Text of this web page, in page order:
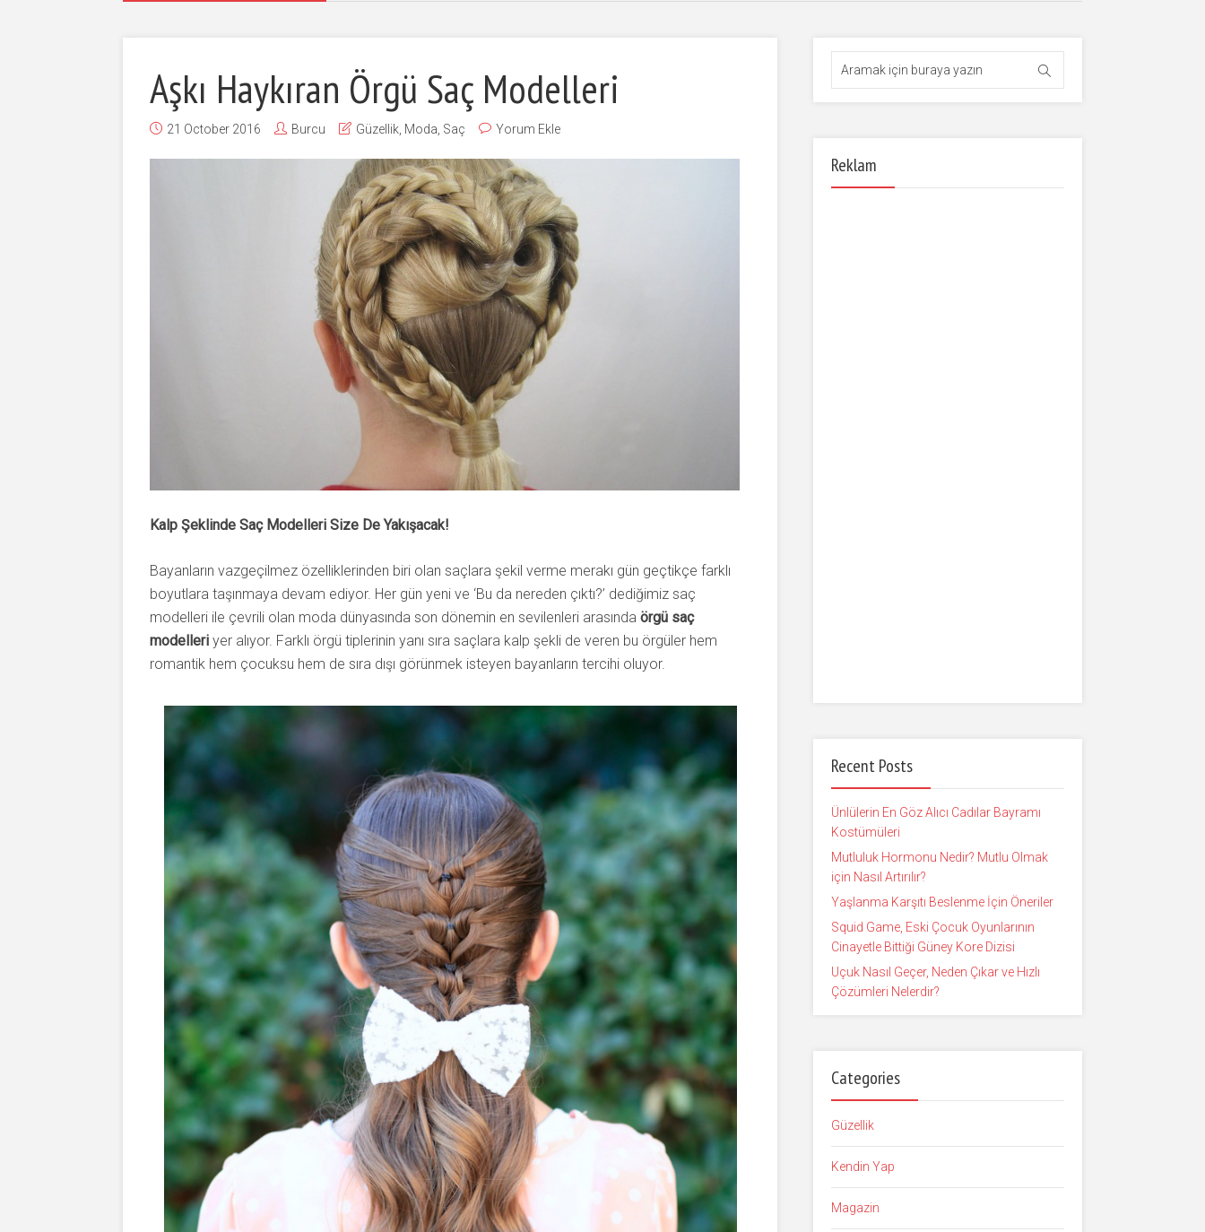
Aşkı Haykıran Örgü Saç Modelleri
21 October 2016 Burcu Güzellik Moda Saç Yorum Ekle
Kalp Şeklinde Saç Modelleri Size De Yakışacak!
Bayanların vazgeçilmez özelliklerinden biri olan saçlara şekil verme merakı gün geçtikçe farklı
boyutlara taşınmaya devam ediyor. Her gün yeni ve ‘Bu da nereden çıktı?’ dediğimiz saç
modelleri ile çevrili olan moda dünyasında son dönemin en sevilenleri arasında örgü saç
modelleri yer alıyor. Farklı örgü tiplerinin yanı sıra saçlara kalp şekli de veren bu örgüler hem
romantik hem çocuksu hem de sıra dışı görünmek isteyen bayanların tercihi oluyor.
Reklam
Recent Posts
Ünlülerin En Göz Alıcı Cadılar Bayramı
Kostümüleri
Mutluluk Hormonu Nedir? Mutlu Olmak
için Nasıl Artırılır?
Yaşlanma Karşıtı Beslenme İçin Öneriler
Squid Game, Eski Çocuk Oyunlarının
Cinayetle Bittiği Güney Kore Dizisi
Uçuk Nasıl Geçer, Neden Çıkar ve Hızlı
Çözümleri Nelerdir?
Categories
Güzellik
Kendin Yap
Magazin